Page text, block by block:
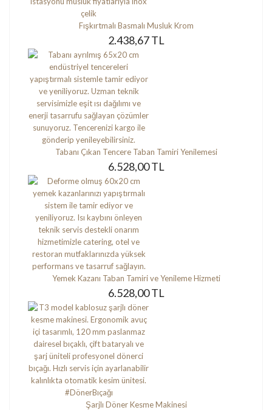
Fışkırtmalı Basmalı Musluk Krom
2.438,67 TL
Tabanı Çıkan Tencere Taban Tamiri Yenilemesi
6.528,00 TL
Yemek Kazanı Taban Tamiri ve Yenileme Hizmeti
6.528,00 TL
Şarjlı Döner Kesme Makinesi